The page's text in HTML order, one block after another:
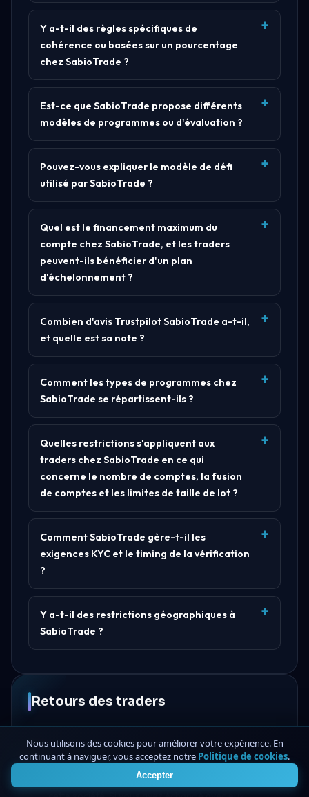
Y a-t-il des règles spécifiques de
cohérence ou basées sur un pourcentage
chez SabioTrade ?
Est-ce que SabioTrade propose différents
modèles de programmes ou d'évaluation ?
Pouvez-vous expliquer le modèle de défi
utilisé par SabioTrade ?
Quel est le financement maximum du
compte chez SabioTrade, et les traders
peuvent-ils bénéficier d'un plan
d'échelonnement ?
Combien d'avis Trustpilot SabioTrade a-t-il,
et quelle est sa note ?
Comment les types de programmes chez
SabioTrade se répartissent-ils ?
Quelles restrictions s'appliquent aux
traders chez SabioTrade en ce qui
concerne le nombre de comptes, la fusion
de comptes et les limites de taille de lot ?
Comment SabioTrade gère-t-il les
exigences KYC et le timing de la vérification
?
Y a-t-il des restrictions géographiques à
SabioTrade ?
Retours des traders
Il n'y a pas encore d'avis publics de traders pour
Nous utilisons des cookies pour améliorer votre expérience. En
continuant à naviguer, vous acceptez notre Politique de cookies.
Accepter
4